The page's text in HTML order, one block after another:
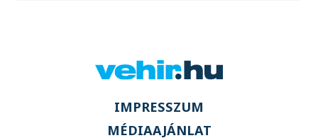
IMPRESSZUM
MÉDIAAJÁNLAT